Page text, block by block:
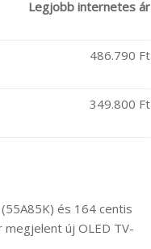
Legjobb internetes ár
486.790 Ft
349.800 Ft
és 164 centis
megjelent új OLED TV-